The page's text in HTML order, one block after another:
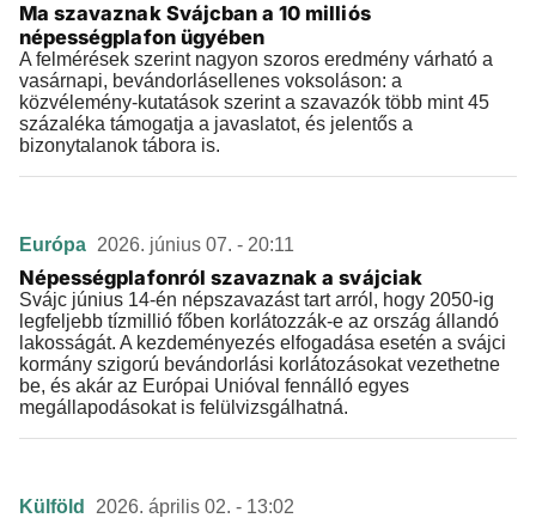
Ma szavaznak Svájcban a 10 milliós
népességplafon ügyében
A felmérések szerint nagyon szoros eredmény várható a
vasárnapi, bevándorlásellenes voksoláson: a
közvélemény-kutatások szerint a szavazók több mint 45
százaléka támogatja a javaslatot, és jelentős a
bizonytalanok tábora is.
Európa 2026. június 07. - 20:11
Népességplafonról szavaznak a svájciak
Svájc június 14-én népszavazást tart arról, hogy 2050-ig
legfeljebb tízmillió főben korlátozzák-e az ország állandó
lakosságát. A kezdeményezés elfogadása esetén a svájci
kormány szigorú bevándorlási korlátozásokat vezethetne
be, és akár az Európai Unióval fennálló egyes
megállapodásokat is felülvizsgálhatná.
Külföld 2026. április 02. - 13:02